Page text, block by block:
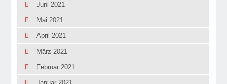
Juni 2021
Mai 2021
April 2021
März 2021
Februar 2021